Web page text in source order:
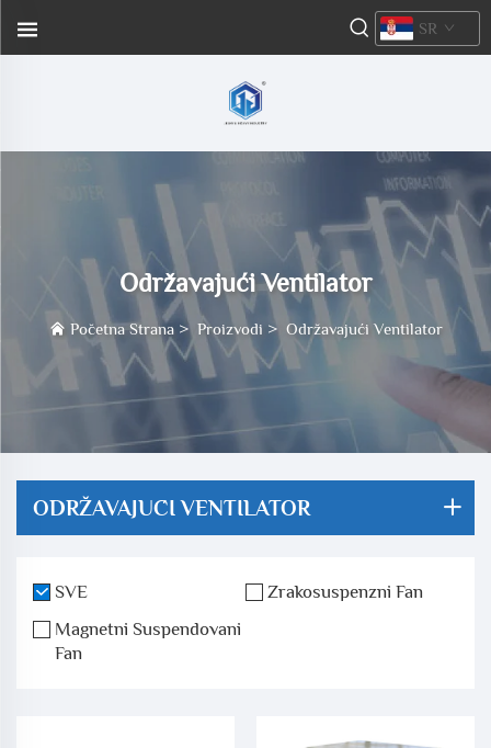
SR
Održavajući Ventilator
Početna Strana> Proizvodi > Održavajući Ventilator
ODRŽAVAJUĆI VENTILATOR
SVE
Zrakosuspenzni Fan
Magnetni Suspendovani
Fan